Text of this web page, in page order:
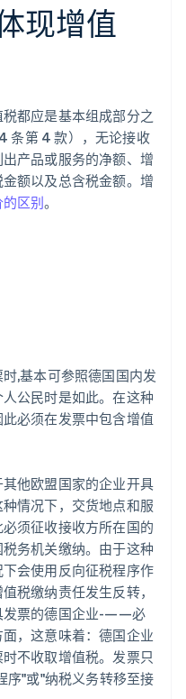
现增值
都应是基本组成部分之
条第 4 款），无论接收
产品或服务的净额、增
额以及总含税金额。增
的区别。
,基本可参照德国国内发
公民时是如此。在这种
必须在发票中包含增值
他欧盟国家的企业开具
情况下，交货地点和服
须征收接收方所在国的
务机关缴纳。由于这种
会使用反向征税程序作
税缴纳责任发生反转，
发票的德国企业-——必
，这意味着：德国企业
不收取增值税。发票只
序"或"纳税义务转移至接